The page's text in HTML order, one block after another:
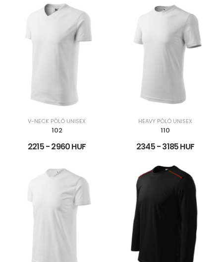
V-NECK PÓLÓ UNISEX
102
2215 - 2960 HUF
HEAVY PÓLÓ UNISEX
110
2345 - 3185 HUF